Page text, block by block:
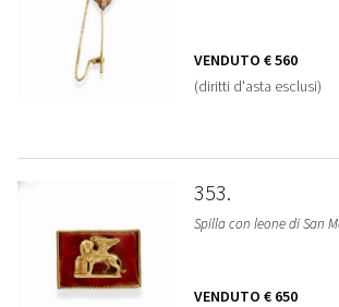
VENDUTO € 560
(diritti d'asta esclusi)
353
Spilla con leone di San
VENDUTO € 650